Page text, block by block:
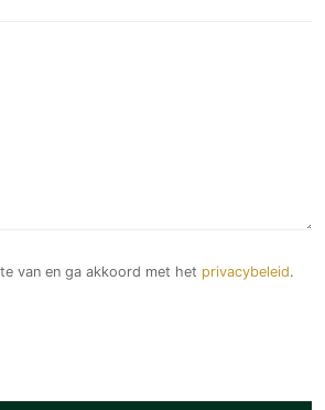
van en ga akkoord met het privacybeleid.